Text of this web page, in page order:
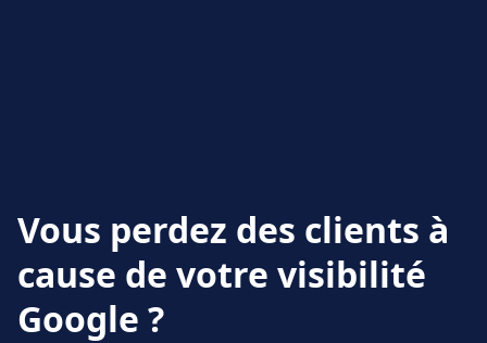
Vous perdez des clients à
cause de votre visibilité
Google ?